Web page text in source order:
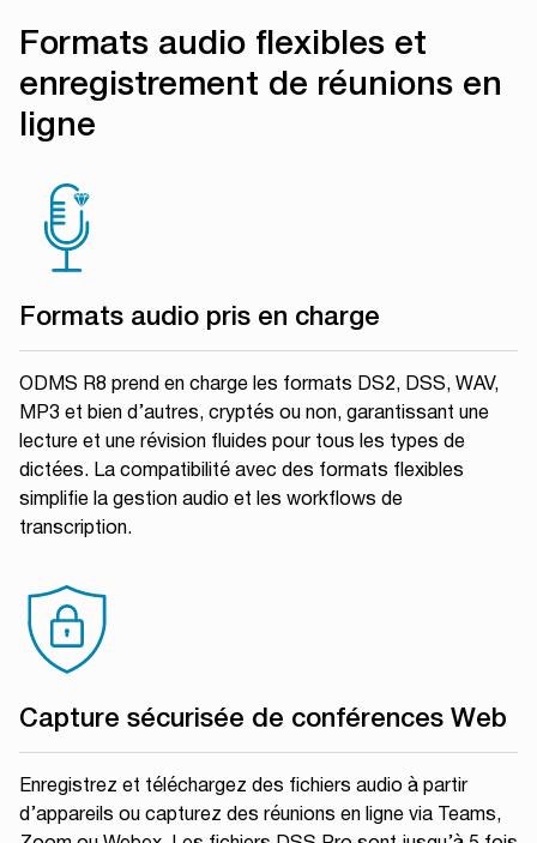
Des règles de routage personnalisées
basées sur le type de travail et l’identifiant
de l’auteur garantissent une livraison
rapide et précise, éliminant les e-mails
manuels, réduisant les erreurs et
améliorant l’efficacité.
Formats audio flexibles et
enregistrement de réunions en
ligne
Formats audio pris en charge
ODMS R8 prend en charge les formats DS2, DSS, WAV,
MP3 et bien d’autres, cryptés ou non, garantissant une
lecture et une révision fluides pour tous les types de
dictées. La compatibilité avec des formats flexibles
simplifie la gestion audio et les workflows de
transcription.
Capture sécurisée de conférences Web
Enregistrez et téléchargez des fichiers audio à partir
d’appareils ou capturez des réunions en ligne via Teams,